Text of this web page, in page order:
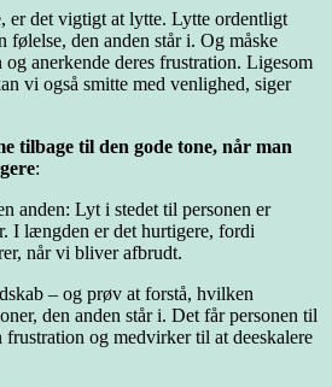
er det vigtigt at lytte. Lytte ordentligt
følelse, den anden står i. Og måske
og anerkende deres frustration. Ligesom
vi også smitte med venlighed, siger
tilbage til den gode tone, når man
:
anden: Lyt i stedet til personen er
I længden er det hurtigere, fordi
når vi bliver afbrudt.
– og prøv at forstå, hvilken
den anden står i. Det får personen til
og medvirker til at deeskalere